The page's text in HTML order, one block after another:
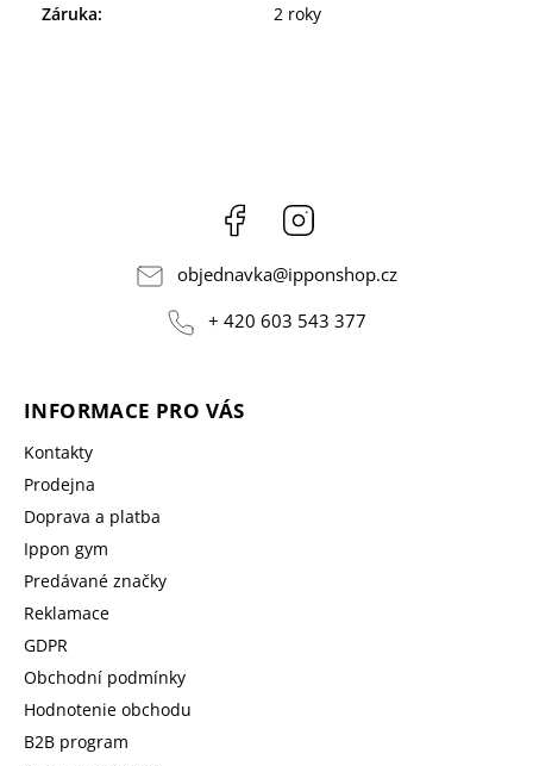
Záruka: 2 roky
Facebook
objednavka@ipponshop.cz
+ 420 603 543 377
INFORMACE PRO VÁS
Kontakty
Prodejna
Doprava a platba
Ippon gym
Predávané značky
Reklamace
GDPR
Obchodní podmínky
Hodnotenie obchodu
B2B program